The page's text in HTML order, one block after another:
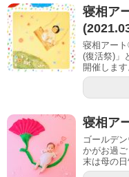
寝相ア
寝相アー
(復活祭)」
開催しま
寝相ア
ゴールデ
かがお過
末は母の